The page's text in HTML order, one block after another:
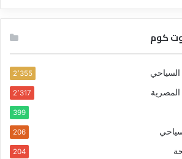
كوم
2٬355
2٬317
399
206
204